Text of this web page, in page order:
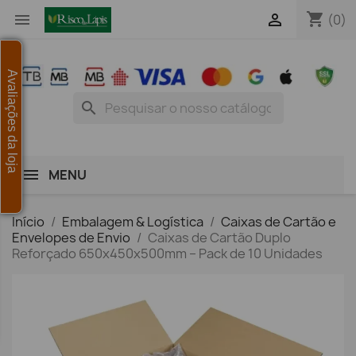
 shopping_cart (0)

search
MENU
Início Embalagem & Logística
Caixas de Cartão e
Envelopes de Envio
Caixas de Cartão Duplo
Reforçado 650x450x500mm – Pack de 10 Unidades
Avaliações da loja